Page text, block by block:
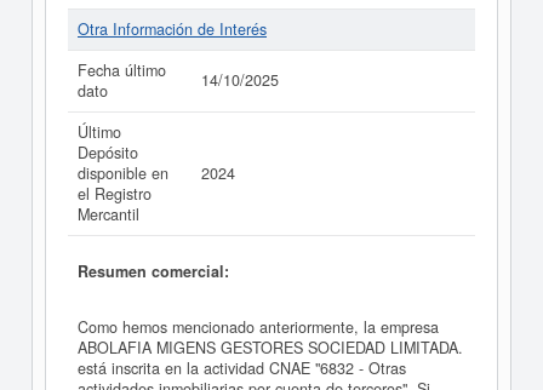
Otra Información de Interés
Fecha último
dato
14/10/2025
Último
Depósito
disponible en
el Registro
Mercantil
2024
Resumen comercial:
Como hemos mencionado anteriormente, la empresa
ABOLAFIA MIGENS GESTORES SOCIEDAD LIMITADA.
está inscrita en la actividad CNAE "6832 - Otras